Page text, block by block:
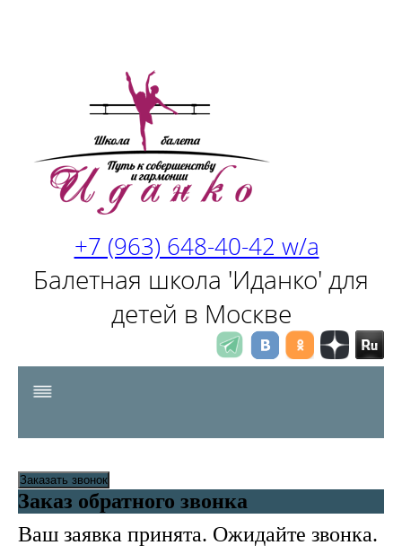
+7 (963) 648-40-42 w/a
Балетная школа 'Иданко' для
детей в Москве
Заказать звонок
Заказ обратного звонка
Ваш заявка принята. Ожидайте звонка.